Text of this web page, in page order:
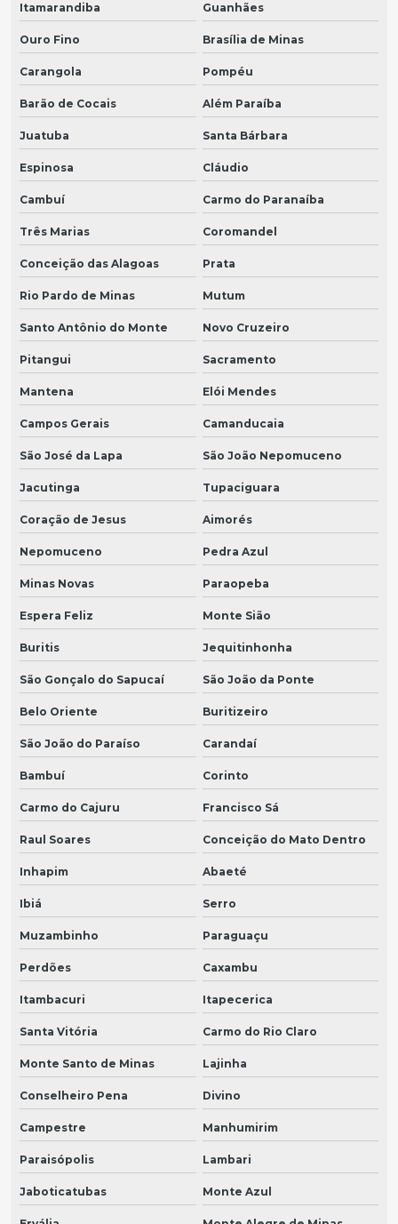
Itamarandiba Guanhães
Ouro Fino Brasília de Minas
Carangola Pompéu
Barão de Cocais Além Paraíba
Juatuba Santa Bárbara
Espinosa Cláudio
Cambuí Carmo do Paranaíba
Três Marias Coromandel
Conceição das Alagoas Prata
Rio Pardo de Minas Mutum
Santo Antônio do Monte Novo Cruzeiro
Pitangui Sacramento
Mantena Elói Mendes
Campos Gerais Camanducaia
São José da Lapa São João Nepomuceno
Jacutinga Tupaciguara
Coração de Jesus Aimorés
Nepomuceno Pedra Azul
Minas Novas Paraopeba
Espera Feliz Monte Sião
Buritis Jequitinhonha
São Gonçalo do Sapucaí São João da Ponte
Belo Oriente Buritizeiro
São João do Paraíso Carandaí
Bambuí Corinto
Carmo do Cajuru Francisco Sá
Raul Soares Conceição do Mato Dentro
Inhapim Abaeté
Ibiá Serro
Muzambinho Paraguaçu
Perdões Caxambu
Itambacuri Itapecerica
Santa Vitória Carmo do Rio Claro
Monte Santo de Minas Lajinha
Conselheiro Pena Divino
Campestre Manhumirim
Paraisópolis Lambari
Jaboticatubas Monte Azul